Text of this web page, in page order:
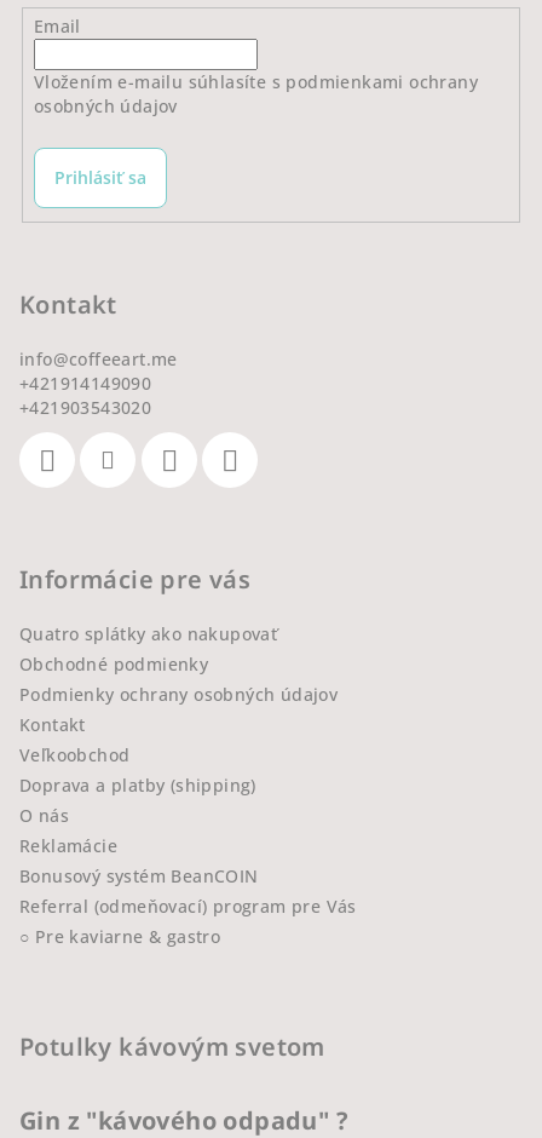
Email
Vložením e-mailu súhlasíte s podmienkami ochrany
osobných údajov
Prihlásiť sa
Kontakt
info@coffeeart.me
+421914149090
+421903543020
Informácie pre vás
Quatro splátky ako nakupovať
Obchodné podmienky
Podmienky ochrany osobných údajov
Kontakt
Veľkoobchod
Doprava a platby (shipping)
O nás
Reklamácie
Bonusový systém BeanCOIN
Referral (odmeňovací) program pre Vás
○ Pre kaviarne & gastro
Potulky kávovým svetom
Gin z "kávového odpadu" ?